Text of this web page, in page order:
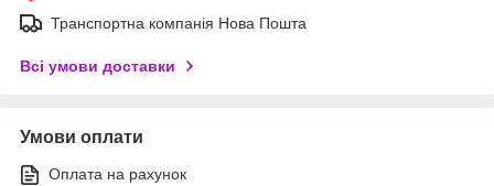
Транспортна компанія Нова Пошта
Всі умови доставки
Умови оплати
Оплата на рахунок